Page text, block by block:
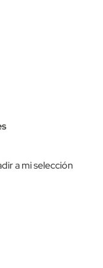
a mi selección